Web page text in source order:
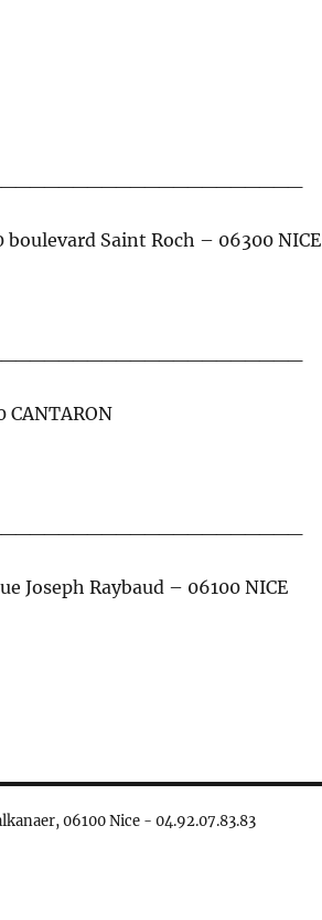
boulevard Saint Roch – 06300 NICE
Joseph Raybaud – 06100 NICE
06100 Nice - 04.92.07.83.83